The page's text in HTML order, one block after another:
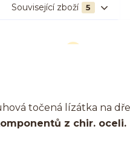
Související zboží 5
točená lízátka na
z chir. oceli.